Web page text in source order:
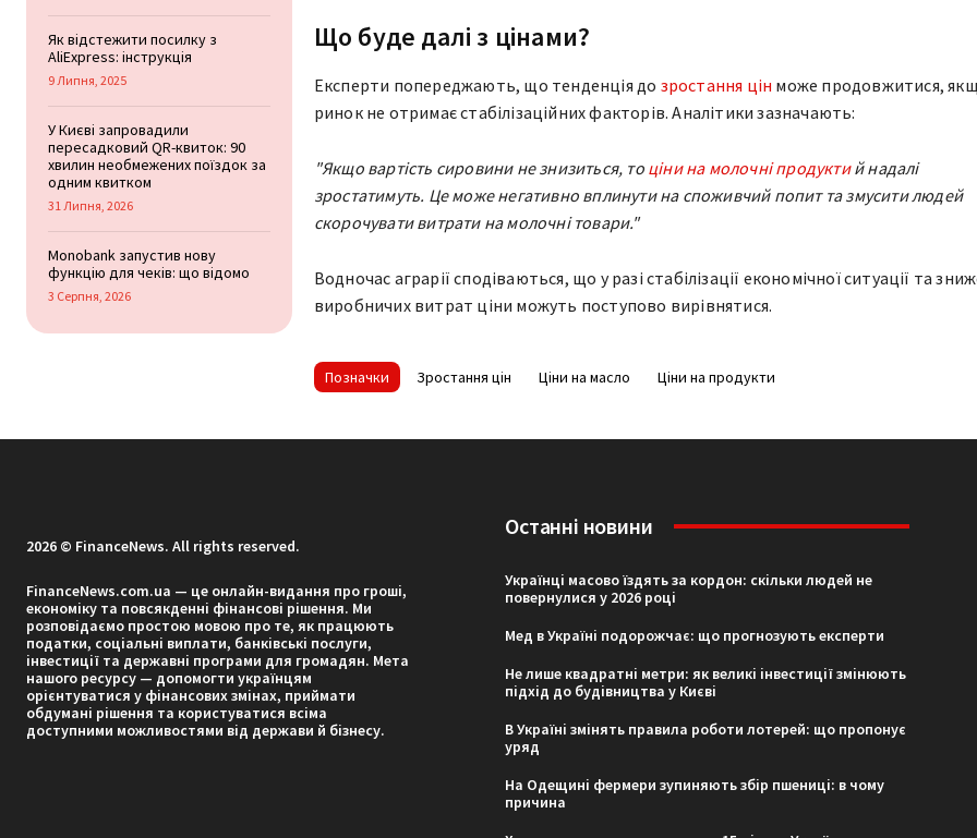
Як відстежити посилку з
AliExpress: інструкція
9 Липня, 2025
У Києві запровадили
пересадковий QR-квиток: 90
хвилин необмежених поїздок за
одним квитком
31 Липня, 2026
Monobank запустив нову
функцію для чеків: що відомо
3 Серпня, 2026
Що буде далі з цінами?
Експерти попереджають, що тенденція до зростання цін може продовжитися,
ринок не отримає стабілізаційних факторів. Аналітики зазначають:
"Якщо вартість сировини не знизиться, то ціни на молочні продуктий надалі
зростатимуть. Це може негативно вплинути на споживчий попит та змусити людей
скорочувати витрати на молочні товари."
Водночас аграрії сподіваються, що у разі стабілізації економічної ситуації та
виробничих витрат ціни можуть поступово вирівнятися.
Позначки Зростання цін Ціни на масло Ціни на продукти
2026 © FinanceNews. All rights reserved.
FinanceNews.com.ua — це онлайн-видання про гроші,
економіку та повсякденні фінансові рішення. Ми
розповідаємо простою мовою про те, як працюють
податки, соціальні виплати, банківські послуги,
інвестиції та державні програми для громадян. Мета
нашого ресурсу — допомогти українцям
орієнтуватися у фінансових змінах, приймати
обдумані рішення та користуватися всіма
доступними можливостями від держави й бізнесу.
Останні новини
Українці масово їздять за кордон: скільки людей не
повернулися у 2026 році
Мед в Україні подорожчає: що прогнозують експерти
Не лише квадратні метри: як великі інвестиції змінюють
підхід до будівництва у Києві
В Україні змінять правила роботи лотерей: що пропонує
уряд
На Одещині фермери зупиняють збір пшениці: в чому
причина